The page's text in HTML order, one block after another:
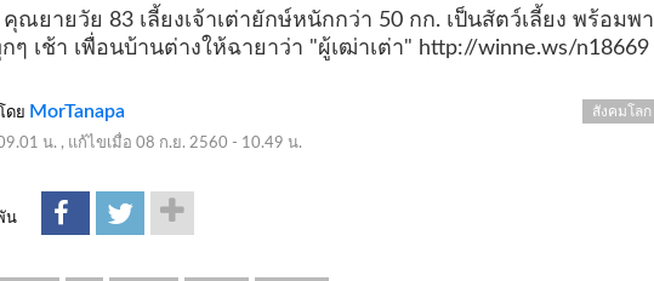
คุณยายวัย 83 เลี้ยงเจ้าเต่ายักษ์หนักกว่า 50 กก. เป็นสัตว์เลี้ยง พร้อมพา
ๆ เช้า เพื่อนบ้านต่างให้ฉายาว่า "ผู้เฒ่าเต่า" http://winne.ws/n18669
โดย MorTanapa
น. , แก้ไขเมื่อ 08 ก.ย. 2560 - 10.49 น.
สังคมโลก
น